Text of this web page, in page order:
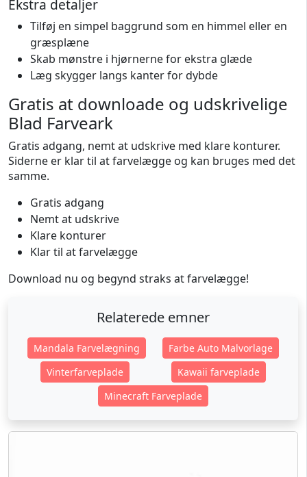
Ekstra detaljer
Tilføj en simpel baggrund som en himmel eller en
græsplæne
Skab mønstre i hjørnerne for ekstra glæde
Læg skygger langs kanter for dybde
Gratis at downloade og udskrivelige
Blad Farveark
Gratis adgang, nemt at udskrive med klare konturer.
Siderne er klar til at farvelægge og kan bruges med det
samme.
Gratis adgang
Nemt at udskrive
Klare konturer
Klar til at farvelægge
Download nu og begynd straks at farvelægge!
Relaterede emner
Mandala Farvelægning
Farbe Auto Malvorlage
Vinterfarveplade
Kawaii farveplade
Minecraft Farveplade